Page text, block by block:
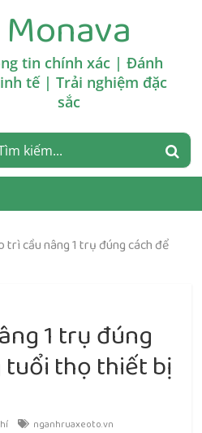
Monava
tin chính xác | Đánh
tế | Trải nghiệm đặc
sắc
trì cầu nâng 1 trụ đúng cách để
1 trụ đúng
thọ thiết bị
nganhruaxeoto.vn